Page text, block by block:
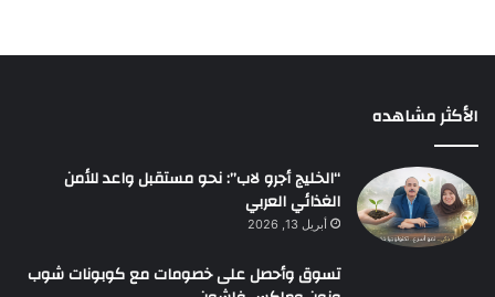
الأكثر مشاهده
“الخليج أجرو لاب”: نحو مستقبل واعد للأمن
الغذائي العربي
أبريل 13, 2026
تسوق وأحصل على خصومات مع كوبونات شوب